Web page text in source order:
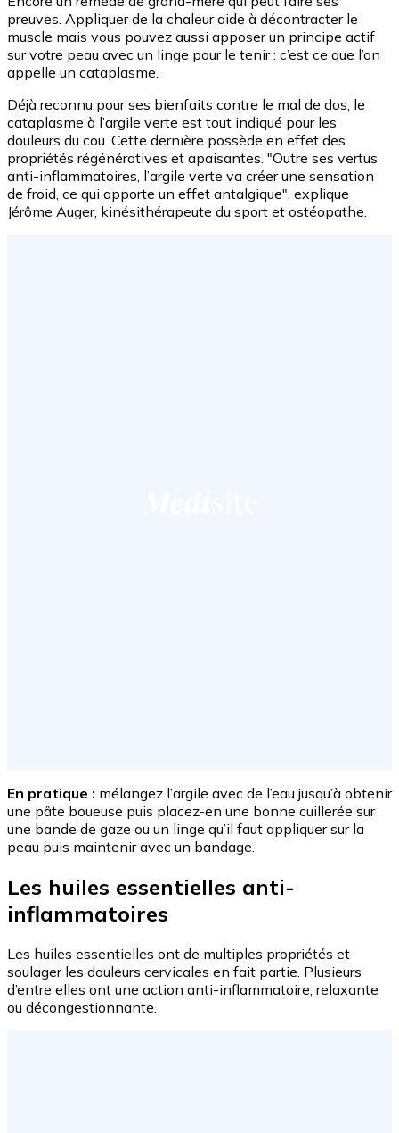
preuves. Appliquer de la chaleur aide à décontracter le
muscle mais vous pouvez aussi apposer un principe actif
sur votre peau avec un linge pour le tenir : c’est ce que l’on
appelle un cataplasme.
Déjà reconnu pour ses bienfaits contre le mal de dos, le
cataplasme à l’argile verte est tout indiqué pour les
douleurs du cou. Cette dernière possède en effet des
propriétés régénératives et apaisantes. "Outre ses vertus
anti-inflammatoires, l’argile verte va créer une sensation
de froid, ce qui apporte un effet antalgique", explique
Jérôme Auger, kinésithérapeute du sport et ostéopathe.
En pratique : mélangez l’argile avec de l’eau jusqu’à obtenir
une pâte boueuse puis placez-en une bonne cuillerée sur
une bande de gaze ou un linge qu’il faut appliquer sur la
peau puis maintenir avec un bandage.
Les huiles essentielles anti-
inflammatoires
Les huiles essentielles ont de multiples propriétés et
soulager les douleurs cervicales en fait partie. Plusieurs
d’entre elles ont une action anti-inflammatoire, relaxante
ou décongestionnante.